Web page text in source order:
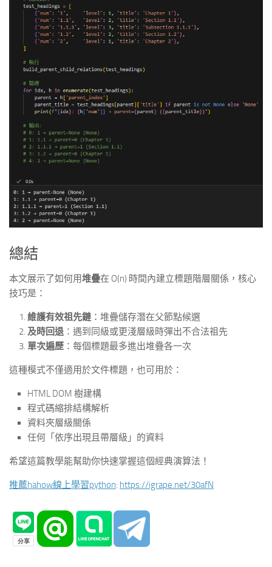
總結
本文展示了如何用堆疊在 O(n) 時間內建立標題階層關係，核心
技巧是：
維護有效祖先鏈 ：堆疊儲存潛在父節點候選
及時回退 ：遇到同級或更淺層級時彈出不合法祖先
單次遍歷 ：每個標題最多進出堆疊各一次
這種模式不僅適用於文件標題，也可用於：
HTML DOM 樹建構
程式碼縮排結構解析
資料夾層級關係
任何「依序出現且帶層級」的資料
希望這篇教學能幫助你快速掌握這個經典演算法！
推薦hahow線上學習python: https://igrape.net/30afN